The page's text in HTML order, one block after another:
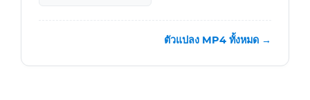
ตัวแปลง MP4 ทั้งหมด →